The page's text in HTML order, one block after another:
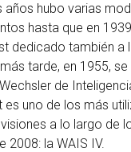
años hubo varias
hasta que en
dedicado también a
tarde, en 1955,
de
es uno de los más
a lo largo de
2008: la WAIS IV.